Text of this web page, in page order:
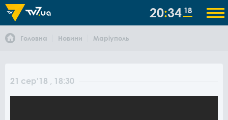
20 34 18
Головна Новини Маріуполь
21 сер'18 , 18:30